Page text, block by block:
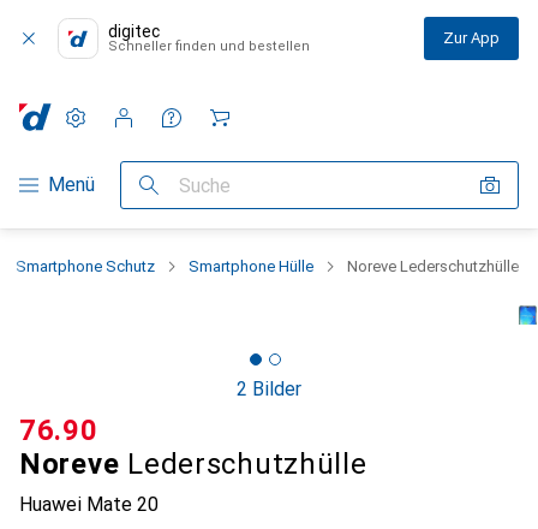
digitec
Schneller finden und bestellen Zur App
Navigation nach Kategorien
Menü Suche
Einstellungen
Kundenkonto
Vergleichslisten
Merklisten
Warenkorb
Smartphone Schutz Smartphone Hülle Noreve Lederschutzhülle
2 Bilder
Noreve Lederschutzhülle
Huawei Mate 20
CHF
76.90